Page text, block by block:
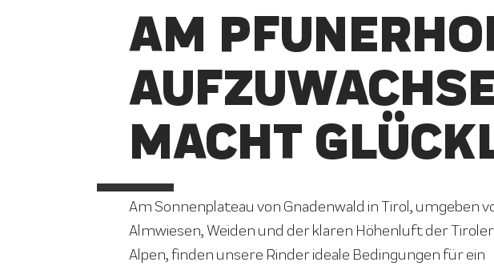
AM
MACHT
Am Sonnenplateau von Gnadenwald in Tirol, umgeben
Almwiesen, Weiden und der klaren Höhenluft der Tiroler
Alpen, finden unsere Rinder ideale Bedingungen für ein